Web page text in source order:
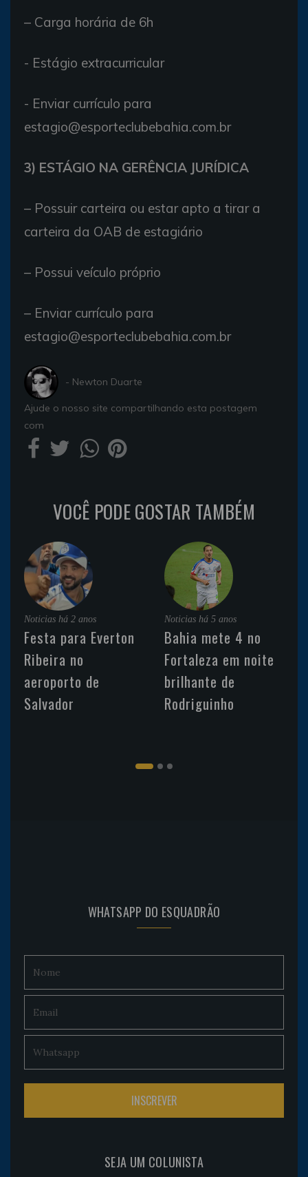
– Carga horária de 6h
- Estágio extracurricular
- Enviar currículo para
estagio@esporteclubebahia.com.br
3) ESTÁGIO NA GERÊNCIA JURÍDICA
– Possuir carteira ou estar apto a tirar a
carteira da OAB de estagiário
– Possui veículo próprio
– Enviar currículo para
estagio@esporteclubebahia.com.br
- Newton Duarte
Ajude o nosso site compartilhando esta postagem
com
VOCÊ PODE GOSTAR TAMBÉM
Noticias há 2 anos
Festa para Everton
Ribeira no
aeroporto de
Salvador
Noticias há 5 anos
Bahia mete 4 no
Fortaleza em noite
brilhante de
Rodriguinho
WHATSAPP DO ESQUADRÃO
SEJA UM COLUNISTA